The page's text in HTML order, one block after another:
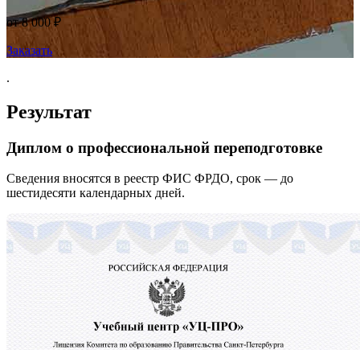
от 8 000 ₽
Заказать
.
Результат
Диплом о профессиональной переподготовке
Сведения вносятся в реестр ФИС ФРДО, срок — до
шестидесяти календарных дней.